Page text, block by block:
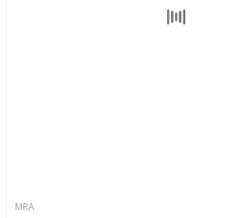
MRA